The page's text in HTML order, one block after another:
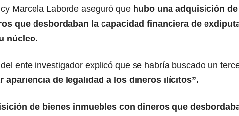
Marcela Laborde aseguró que hubo una adquisición de
que desbordaban la capacidad financiera de
núcleo.
ente investigador explicó que se habría buscado un
apariencia de legalidad a los dineros ilícitos”.
de bienes inmuebles con dineros que